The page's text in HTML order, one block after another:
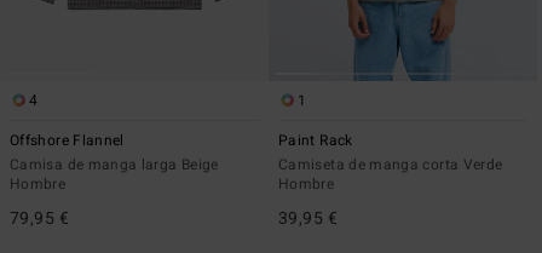
4
Offshore Flannel
Camisa de manga larga Beige
Hombre
79,95 €
1
Paint Rack
Camiseta de manga corta Verde
Hombre
39,95 €